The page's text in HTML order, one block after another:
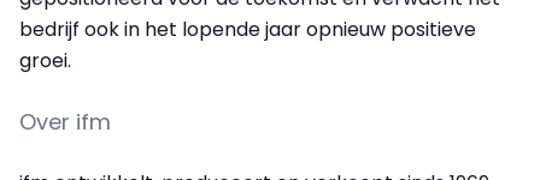
bedrijf ook in het lopende jaar opnieuw positieve
groei.
Over ifm